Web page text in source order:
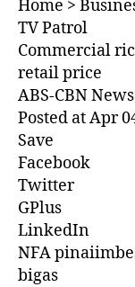
Home >
TV Patrol
Commercial
retail price
ABS-CBN News
Posted at Apr
Save
Facebook
Twitter
GPlus
LinkedIn
NFA
bigas